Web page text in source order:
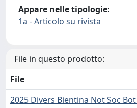
Appare nelle tipologie:
1a - Articolo su rivista
File in questo prodotto:
File
2025 Divers Bientina Not Soc